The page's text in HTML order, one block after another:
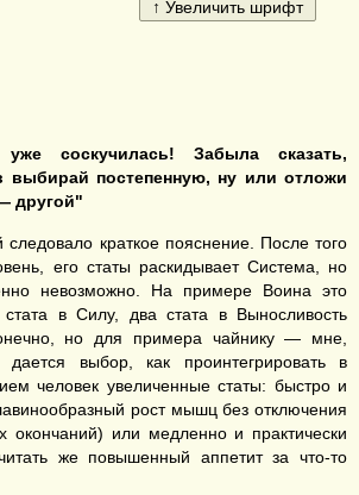
соскучилась! Забыла сказать,
выбирай постепенную, ну или отложи
другой"
следовало краткое пояснение. После того
его статы раскидывает Система, но
невозможно. На примере Воина это
стата в Силу, два стата в Выносливость
но для примера чайнику — мне,
выбор, как проинтегрировать в
человек увеличенные статы: быстро и
рост мышц без отключения
окончаний) или медленно и практически
же повышенный аппетит за что-то